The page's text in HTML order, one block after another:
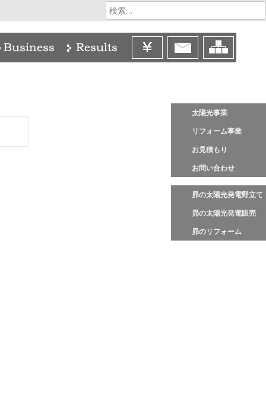
太陽光事業
リフォーム事業
お見積もり
お問い合わせ
昴の太陽光発電野立て
昴の太陽光発電販売
昴のリフォーム
検
索: